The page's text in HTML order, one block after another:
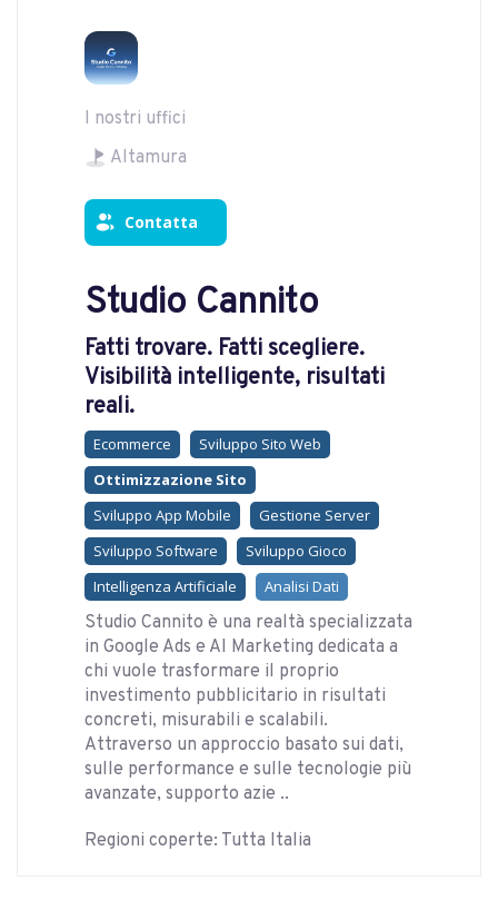
I nostri uffici
Altamura
Contatta
Studio Cannito
Fatti trovare. Fatti scegliere.
Visibilità intelligente, risultati
reali.
Ecommerce
Sviluppo Sito Web
Ottimizzazione Sito
Sviluppo App Mobile
Gestione Server
Sviluppo Software
Sviluppo Gioco
Intelligenza Artificiale
Analisi Dati
Studio Cannito è una realtà specializzata
in Google Ads e AI Marketing dedicata a
chi vuole trasformare il proprio
investimento pubblicitario in risultati
concreti, misurabili e scalabili.
Attraverso un approccio basato sui dati,
sulle performance e sulle tecnologie più
avanzate, supporto azie ..
Regioni coperte: Tutta Italia